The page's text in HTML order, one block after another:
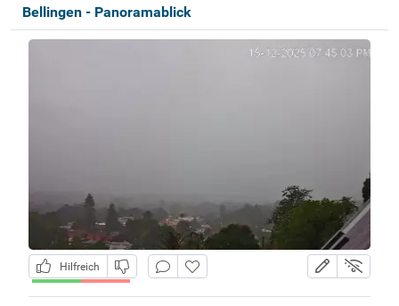
Bellingen - Panoramablick
Hilfreich